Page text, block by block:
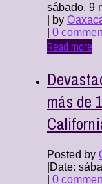
sábado, 9
| by
0
Read more
más de
Posted by
Date:
0